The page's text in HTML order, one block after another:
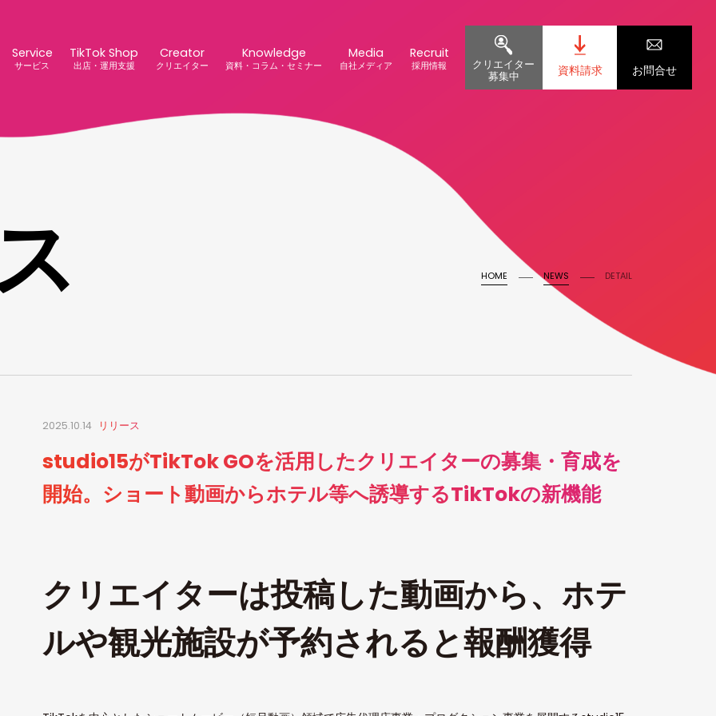
Service
サービス
TikTok Shop
出店・運用支援
Creator
クリエイター
Knowledge
資料・コラム・セミナー
Media
自社メディア
Recruit
採用情報
クリエイター
募集中
資料請求 お問合せ
HOME NEWS DETAIL
2025.10.14 リリース
studio15がTikTok GOを活用したクリエイターの募集・育成を
開始。ショート動画からホテル等へ誘導するTikTokの新機能
クリエイターは投稿した動画から、ホテ
ルや観光施設が予約されると報酬獲得